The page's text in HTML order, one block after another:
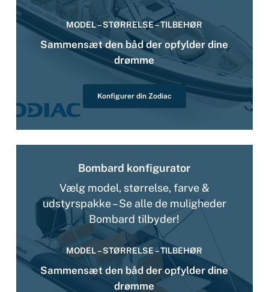
MODEL – STØRRELSE – TILBEHØR
Sammensæt den båd der opfylder dine
drømme
Konfigurer din Zodiac
Bombard konfigurator
Vælg model, størrelse, farve &
udstyrspakke – Se alle de muligheder
Bombard tilbyder!
MODEL – STØRRELSE – TILBEHØR
Sammensæt den båd der opfylder dine
drømme